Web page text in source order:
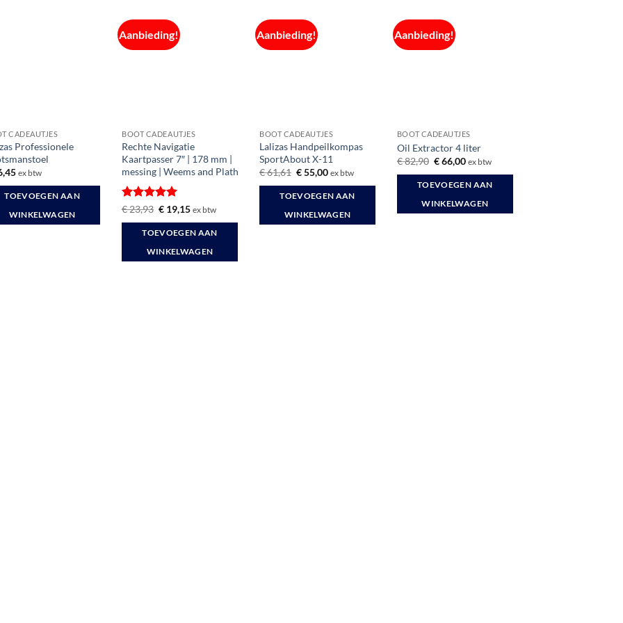
CADEAUTJES
Professionele
ex btw
TOEVOEGEN AAN
WINKELWAGEN
Aanbieding!
BOOT CADEAUTJES
Rechte Navigatie
Kaartpasser 7″ | 178 mm |
messing | Weems and Plath
Gewaardeerd
€23,93 Oorspronkelijke
was:
€ 23,93.
€ 19,15Huidige
is:
€ 19,15.
ex btw
TOEVOEGEN AAN
WINKELWAGEN
Aanbieding!
BOOT CADEAUTJES
Lalizas Handpeilkompas
SportAbout X-11
€61,61 Oorspronkelijke
was:
€ 61,61.
€55,00Huidige
is:
€ 55,00.
ex btw
TOEVOEGEN AAN
WINKELWAGEN
Aanbieding!
BOOT CADEAUTJES
Oil Extractor 4 liter
€82,90 Oorspronkelijke
prijs
was:
€ 82,90.
€66,00Huidige
is:
€ 66,00.
ex btw
TOEVOEGEN AAN
WINKELWAGEN